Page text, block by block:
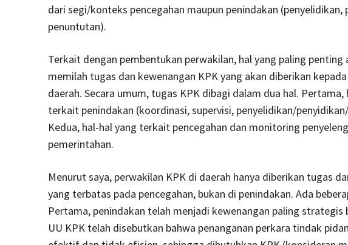
dari segi/konteks pencegahan maupun penindakan (penyelidikan,
penuntutan).
Terkait dengan pembentukan perwakilan, hal yang paling penting
memilah tugas dan kewenangan KPK yang akan diberikan
daerah. Secara umum, tugas KPK dibagi dalam dua hal. Pertama,
terkait penindakan (koordinasi, supervisi, penyelidikan/
Kedua, hal-hal yang terkait pencegahan dan monitoring
pemerintahan.
Menurut saya, perwakilan KPK di daerah hanya diberikan tugas
yang terbatas pada pencegahan, bukan di penindakan. Ada
Pertama, penindakan telah menjadi kewenangan paling strategis
UU KPK telah disebutkan bahwa penanganan perkara tindak